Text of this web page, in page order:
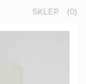
SKLEP 0